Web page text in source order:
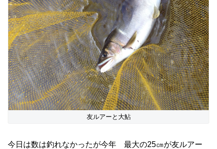
友ルアーと大鮎
今日は数は釣れなかったが今年 最大の25㎝が友ルアー